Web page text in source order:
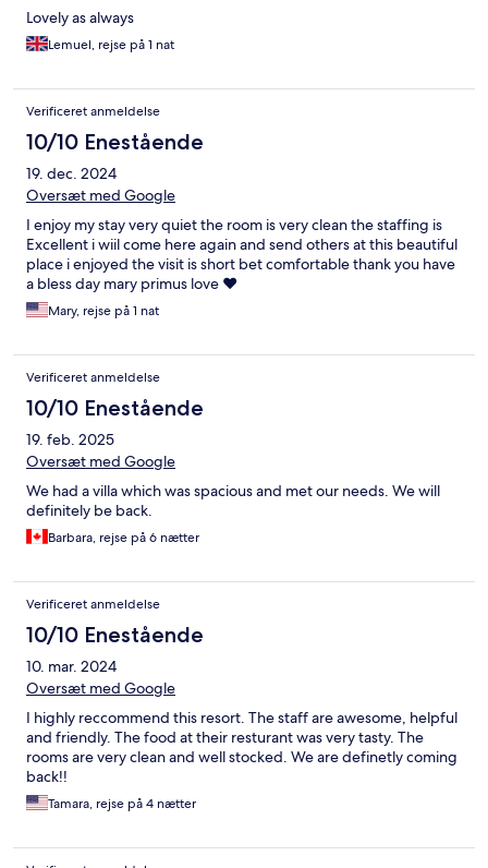
Lovely as always
Lemuel, rejse på 1 nat
Verificeret anmeldelse
10/10 Enestående
19. dec. 2024
Oversæt med Google
I enjoy my stay very quiet the room is very clean the staffing is
Excellent i wiil come here again and send others at this beautiful
place i enjoyed the visit is short bet comfortable thank you have
a bless day mary primus love ❤️
Mary, rejse på 1 nat
Verificeret anmeldelse
10/10 Enestående
19. feb. 2025
Oversæt med Google
We had a villa which was spacious and met our needs. We will
definitely be back.
Barbara, rejse på 6 nætter
Verificeret anmeldelse
10/10 Enestående
10. mar. 2024
Oversæt med Google
I highly reccommend this resort. The staff are awesome, helpful
and friendly. The food at their resturant was very tasty. The
rooms are very clean and well stocked. We are definetly coming
back!!
Tamara, rejse på 4 nætter